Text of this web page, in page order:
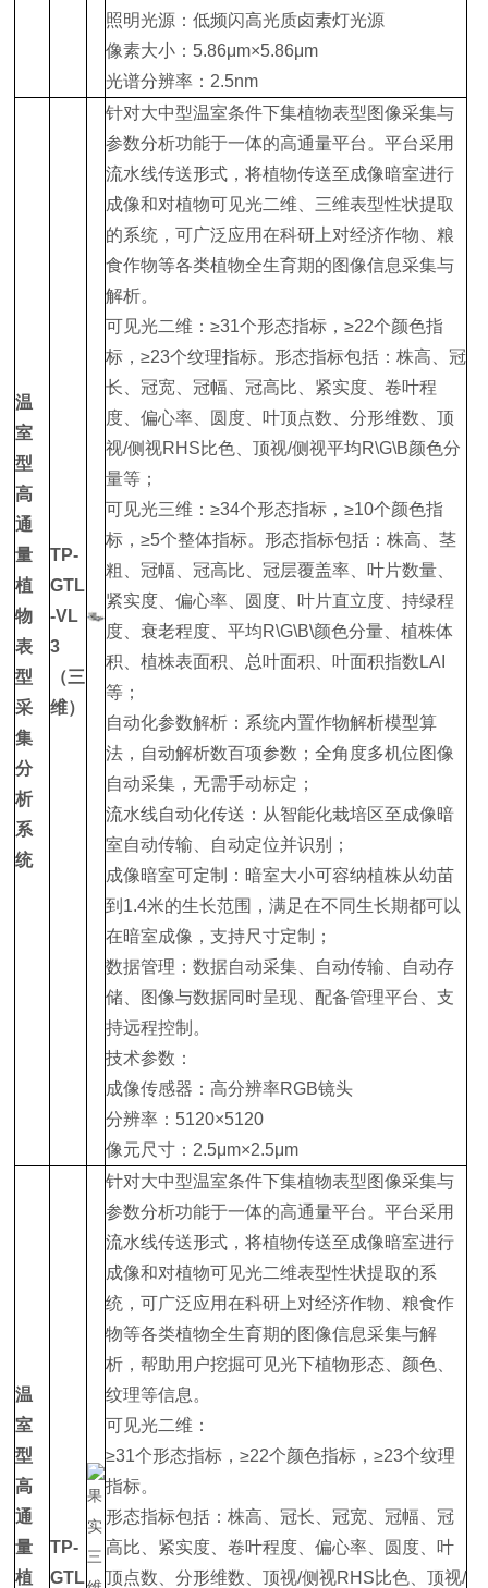
照明光源：低频闪高光质卤素灯光源
像素大小：5.86μm×5.86μm
光谱分辨率：2.5nm
温
室
型
高
通
量
植
物
表
型
采
集
分
析
系
统
TP-
GTL
-VL
3
（三
维）
针对大中型温室条件下集植物表型图像采集与
参数分析功能于一体的高通量平台。平台采用
流水线传送形式，将植物传送至成像暗室进行
成像和对植物可见光二维、三维表型性状提取
的系统，可广泛应用在科研上对经济作物、粮
食作物等各类植物全生育期的图像信息采集与
解析。
可见光二维：≥31个形态指标，≥22个颜色指
标，≥23个纹理指标。形态指标包括：株高、冠
长、冠宽、冠幅、冠高比、紧实度、卷叶程
度、偏心率、圆度、叶顶点数、分形维数、顶
视/侧视RHS比色、顶视/侧视平均R\G\B颜色分
量等；
可见光三维：≥34个形态指标，≥10个颜色指
标，≥5个整体指标。形态指标包括：株高、茎
粗、冠幅、冠高比、冠层覆盖率、叶片数量、
紧实度、偏心率、圆度、叶片直立度、持绿程
度、衰老程度、平均R\G\B\颜色分量、植株体
积、植株表面积、总叶面积、叶面积指数LAI
等；
自动化参数解析：系统内置作物解析模型算
法，自动解析数百项参数；全角度多机位图像
自动采集，无需手动标定；
流水线自动化传送：从智能化栽培区至成像暗
室自动传输、自动定位并识别；
成像暗室可定制：暗室大小可容纳植株从幼苗
到1.4米的生长范围，满足在不同生长期都可以
在暗室成像，支持尺寸定制；
数据管理：数据自动采集、自动传输、自动存
储、图像与数据同时呈现、配备管理平台、支
持远程控制。
技术参数：
成像传感器：高分辨率RGB镜头
分辨率：5120×5120
像元尺寸：2.5μm×2.5μm
温
室
型
高
通
量
植
TP-
GTL
针对大中型温室条件下集植物表型图像采集与
参数分析功能于一体的高通量平台。平台采用
流水线传送形式，将植物传送至成像暗室进行
成像和对植物可见光二维表型性状提取的系
统，可广泛应用在科研上对经济作物、粮食作
物等各类植物全生育期的图像信息采集与解
析，帮助用户挖掘可见光下植物形态、颜色、
纹理等信息。
可见光二维：
≥31个形态指标，≥22个颜色指标，≥23个纹理
指标。
形态指标包括：株高、冠长、冠宽、冠幅、冠
高比、紧实度、卷叶程度、偏心率、圆度、叶
顶点数、分形维数、顶视/侧视RHS比色、顶视/